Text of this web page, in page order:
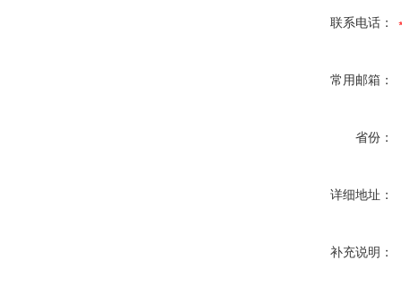
联系电话：
常用邮箱：
省份：
详细地址：
补充说明：